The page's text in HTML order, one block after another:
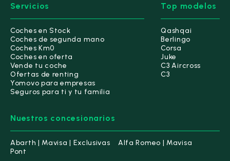
Servicios
Coches en Stock
Coches de segunda mano
Coches Km0
Coches en oferta
Vende tu coche
Ofertas de renting
Yomovo para empresas
Seguros para ti y tu familia
Top modelos
Qashqai
Berlingo
Corsa
Juke
C3 Aircross
C3
Nuestros concesionarios
Abarth | Mavisa | Exclusivas
Pont
Alfa Romeo | Mavisa